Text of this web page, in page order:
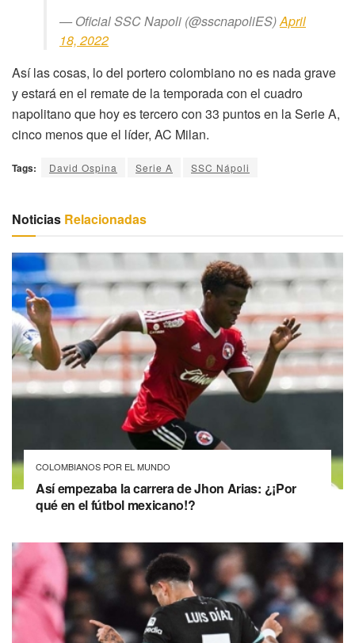
— Oficial SSC Napoli (@sscnapoliES)April
18, 2022
Así las cosas, lo del portero colombiano no es nada grave
y estará en el remate de la temporada con el cuadro
napolitano que hoy es tercero con 33 puntos en la Serie A,
cinco menos que el líder, AC Milan.
Tags: David Ospina Serie A SSC Nápoli
Noticias Relacionadas
COLOMBIANOS POR EL MUNDO
Así empezaba la carrera de Jhon Arias: ¿¡Por
qué en el fútbol mexicano!?